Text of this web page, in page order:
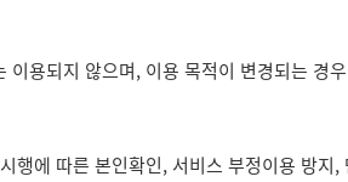
용되지 않으며, 이용 목적이 변경되는 경
에 따른 본인확인, 서비스 부정이용 방지